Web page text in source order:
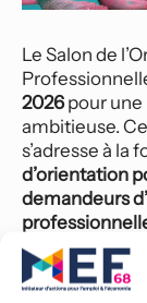
Le Salon de
2026 pour une
ambitieuse.
s’adresse à la
d’orientation
demandeurs
emploi.
Retrouver